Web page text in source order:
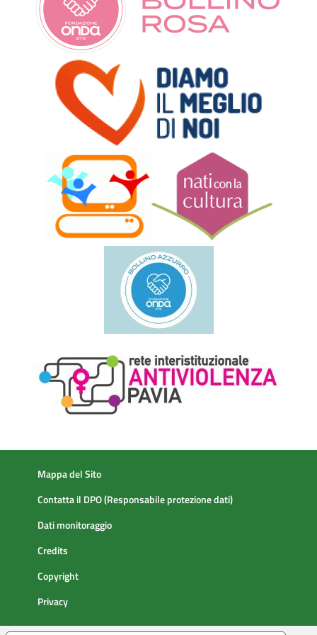
Mappa del Sito
Contatta il DPO (Responsabile protezione dati)
Dati monitoraggio
Credits
Copyright
Privacy